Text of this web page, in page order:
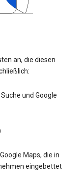
an, die diesen
und Google
Maps, die in
eingebettet